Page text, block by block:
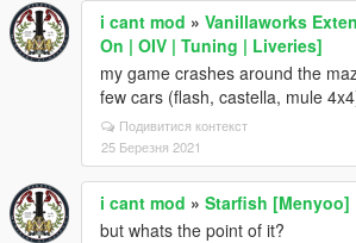
i cant mod » Vanillaworks
On | OIV | Tuning | Liveries]
my game crashes around the
few cars (flash, castella, mule
Подивитися контекст
25 Березня 2021
i cant mod » Starfish [Menyoo]
but whats the point of it?